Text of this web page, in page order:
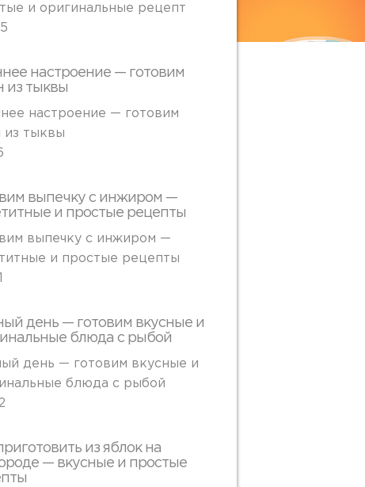
и оригинальные рецепт
настроение — готовим
из тыквы
настроение — готовим
из тыквы
выпечку с инжиром —
и простые рецепты
выпечку с инжиром —
и простые рецепты
день — готовим вкусные и
блюда с рыбой
день — готовим вкусные и
блюда с рыбой
из яблок на
— вкусные и простые